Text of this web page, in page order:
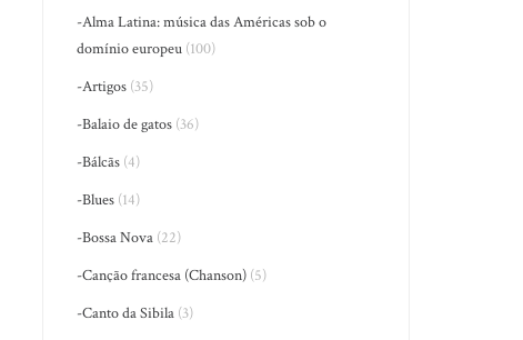
-Alma Latina: música das Américas sob o
domínio europeu (100)
-Artigos (35)
-Balaio de gatos (36)
-Bálcãs (4)
-Blues (14)
-Bossa Nova (22)
-Canção francesa (Chanson) (5)
-Canto da Sibila (3)